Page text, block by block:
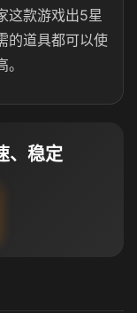
这款游戏出5星
的道具都可以使
、稳定